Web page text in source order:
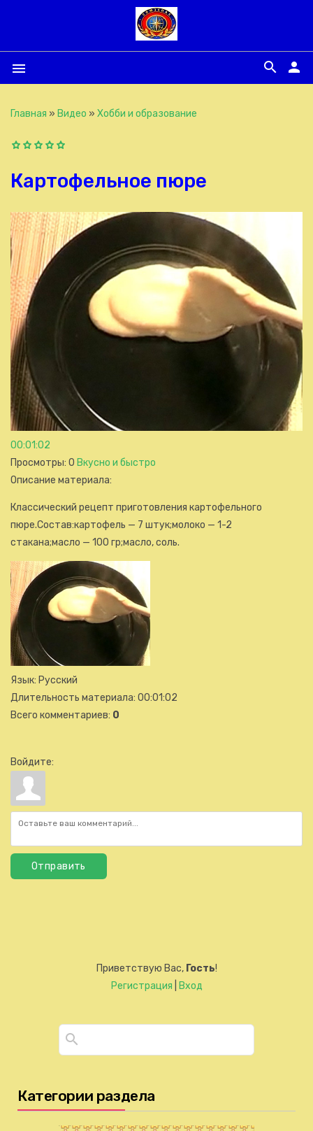
menu person
search
Главная » Видео » Хобби и образование
Картофельное пюре
00:01:02
Просмотры: 0 Вкусно и быстро
Описание материала:
Классический рецепт приготовления картофельного
пюре.Состав:картофель — 7 штук;молоко — 1-2
стакана;масло — 100 гр;масло, соль.
Язык: Русский
Длительность материала: 00:01:02
Всего комментариев: 0
Войдите:
Отправить
Приветствую Вас, Гость!
Регистрация
Вход
Категории раздела